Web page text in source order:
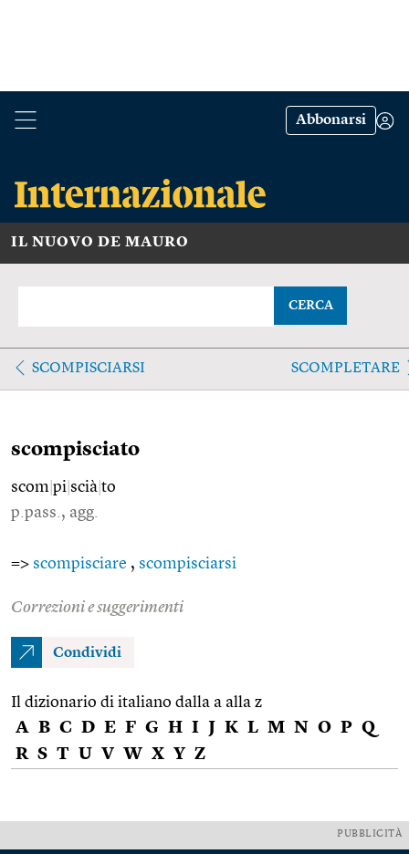
Abbonarsi
IL NUOVO DE MAURO
CERCA
SCOMPISCIARSI SCOMPLETARE
scompisciato
scom pi scià to
p.pass., agg.
=> scompisciare , scompisciarsi
Correzioni e suggerimenti
Condividi
Il dizionario di italiano dalla a alla z
A B C D E F G H I J K L M N O P Q
R S T U V W X Y Z
PUBBLICITÀ